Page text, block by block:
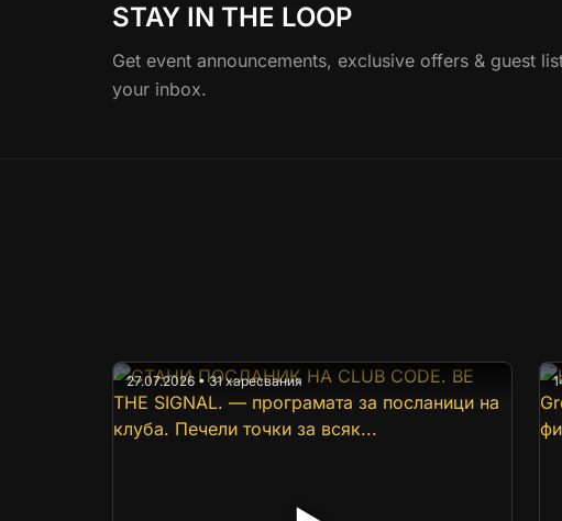
STAY IN THE LOOP
Get event announcements, exclusive offers & guest
your inbox.
27.07.2026 • 31 харесвания